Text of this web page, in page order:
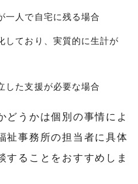
一人で自宅に残る場合
しており、実質的に生計が
した支援が必要な場合
どうかは個別の事情によ
祉事務所の担当者に具体
することをおすすめしま